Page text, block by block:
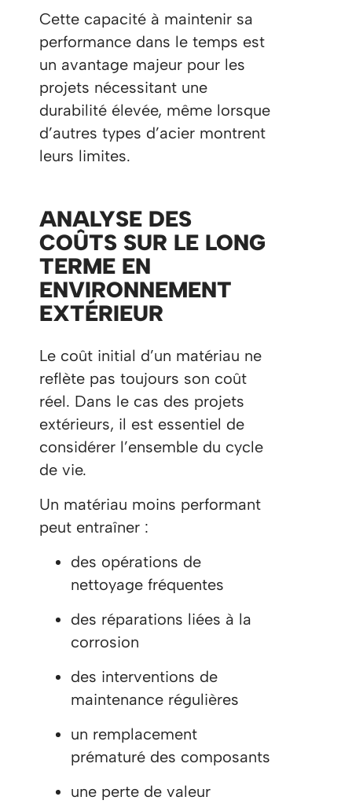
Cette capacité à maintenir sa
performance dans le temps est
un avantage majeur pour les
projets nécessitant une
durabilité élevée, même lorsque
d’autres types d’acier montrent
leurs limites.
ANALYSE DES
COÛTS SUR LE LONG
TERME EN
ENVIRONNEMENT
EXTÉRIEUR
Le coût initial d’un matériau ne
reflète pas toujours son coût
réel. Dans le cas des projets
extérieurs, il est essentiel de
considérer l’ensemble du cycle
de vie.
Un matériau moins performant
peut entraîner :
des opérations de
nettoyage fréquentes
des réparations liées à la
corrosion
des interventions de
maintenance régulières
un remplacement
prématuré des composants
une perte de valeur